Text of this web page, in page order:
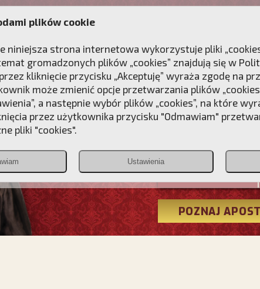
DLA DUSZY
Christiana
POZNAJ
plików cookie
niniejsza strona internetowa wykorzystuje pliki
gromadzonych plików „cookies” znajdują się w
kliknięcie przycisku „Akceptuję” wyraża zgodę na
może zmienić opcje przetwarzania plików
a następnie wybór plików „cookies”, na które
przez użytkownika przycisku "Odmawiam"
pliki "cookies".
Ustawienia